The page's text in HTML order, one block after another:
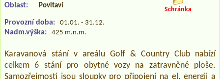
Oblast: Povltaví
Provozní doba: 01.01. - 31.12.
Nadm.výška: 425 m.n.m.
Schránka
Karavanová stání v areálu Golf & Country Club nabízí
celkem 6 stání pro obytné vozy na zatravněné ploše.
Samozřejmostí jsou sloupky pro připojení na el. energii a